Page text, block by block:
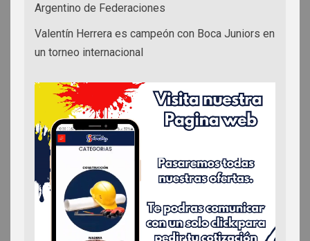
Argentino de Federaciones
Valentín Herrera es campeón con Boca Juniors en
un torneo internacional